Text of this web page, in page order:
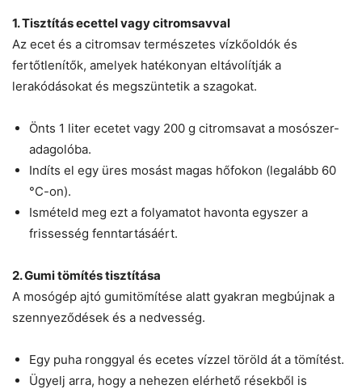
1. Tisztítás ecettel vagy citromsavval
Az ecet és a citromsav természetes vízkőoldók és
fertőtlenítők, amelyek hatékonyan eltávolítják a
lerakódásokat és megszüntetik a szagokat.
Önts 1 liter ecetet vagy 200 g citromsavat a mosószer-
adagolóba.
Indíts el egy üres mosást magas hőfokon (legalább 60
°C-on).
Ismételd meg ezt a folyamatot havonta egyszer a
frissesség fenntartásáért.
2. Gumi tömítés tisztítása
A mosógép ajtó gumitömítése alatt gyakran megbújnak a
szennyeződések és a nedvesség.
Egy puha ronggyal és ecetes vízzel töröld át a tömítést.
Ügyelj arra, hogy a nehezen elérhető résekből is